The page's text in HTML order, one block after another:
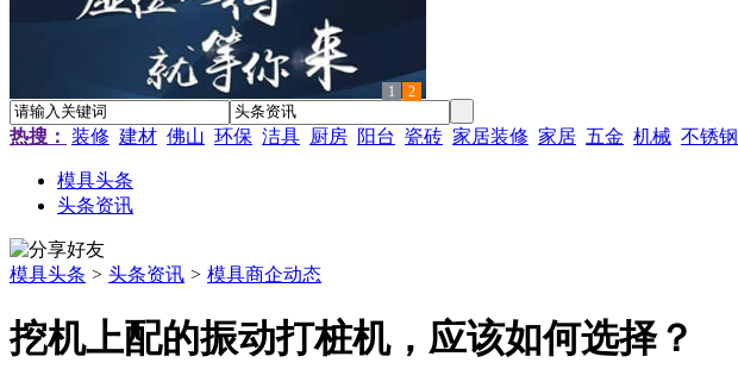
1 2
热搜： 装修 建材 佛山 环保 洁具 厨房 阳台 瓷砖 家居装修 家居 五金 机械 不锈钢
模具头条
头条资讯
模具头条 > 头条资讯 > 模具商企动态
挖机上配的振动打桩机，应该如何选择？